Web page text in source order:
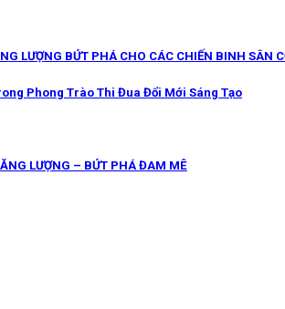
LƯỢNG BỨT PHÁ CHO CÁC CHIẾN BINH SÂN
Phong Trào Thi Đua Đổi Mới Sáng Tạo
LƯỢNG – BỨT PHÁ ĐAM MÊ